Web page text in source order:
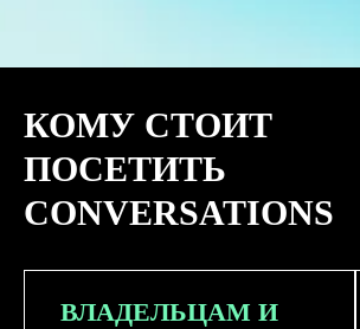
КОМУ СТОИТ
ПОСЕТИТЬ
CONVERSATIONS
ВЛАДЕЛЬЦАМ И